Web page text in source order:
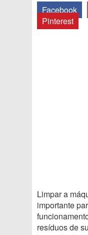
Facebook
Pinterest
Limpar a
importante
resíduos de